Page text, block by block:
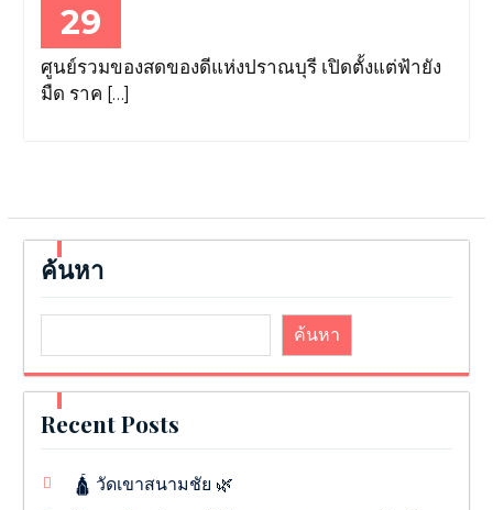
29
ศูนย์รวมของสดของดีแห่งปราณบุรี เปิดตั้งแต่ฟ้ายัง
มืด ราค […]
ค้นหา
ค้นหา
Recent Posts
🛕 วัดเขาสนามชัย 🌿